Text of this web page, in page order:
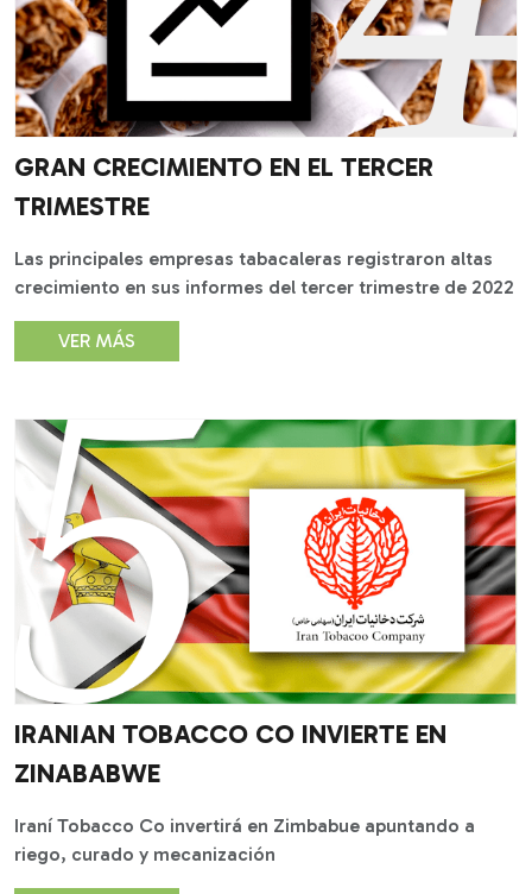
GRAN CRECIMIENTO EN EL TERCER
TRIMESTRE
Las principales empresas tabacaleras registraron altas
crecimiento en sus informes del tercer trimestre de 2022
VER MÁS
IRANIAN TOBACCO CO INVIERTE EN
ZINABABWE
Iraní Tobacco Co invertirá en Zimbabue apuntando a
riego, curado y mecanización